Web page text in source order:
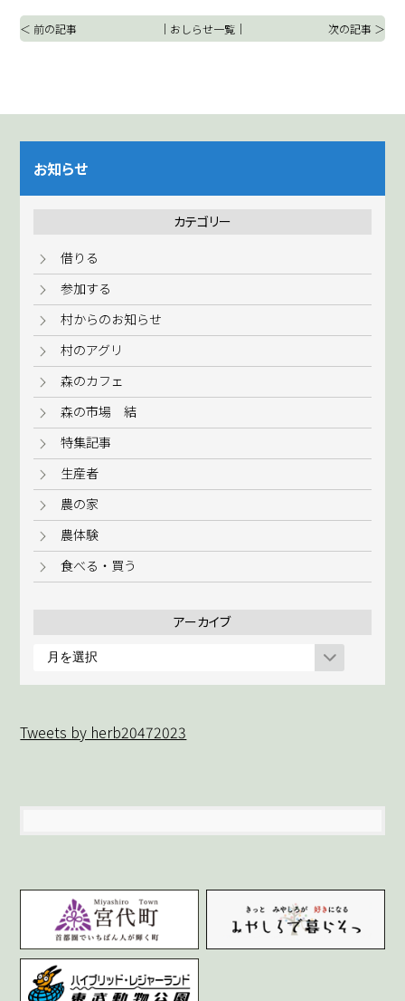
＜ 前の記事 ｜ おしらせ一覧｜ 次の記事 ＞
お知らせ
カテゴリー
借りる
参加する
村からのお知らせ
村のアグリ
森のカフェ
森の市場 結
特集記事
生産者
農の家
農体験
食べる・買う
アーカイブ
ブ
Tweets by herb20472023